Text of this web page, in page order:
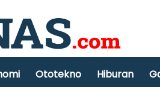
Ototekno Hiburan